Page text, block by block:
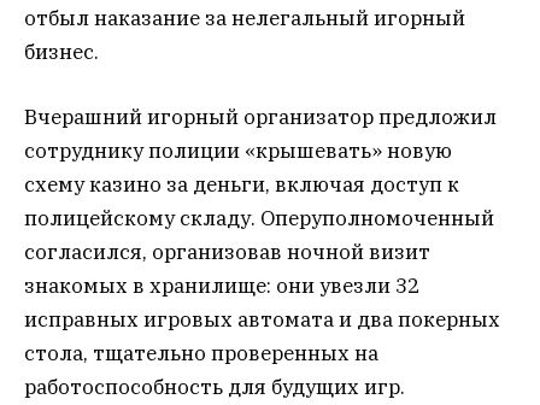
отбыл наказание за нелегальный игорный
бизнес.
Вчерашний игорный организатор предложил
сотруднику полиции «крышевать» новую
схему казино за деньги, включая доступ к
полицейскому складу. Оперуполномоченный
согласился, организовав ночной визит
знакомых в хранилище: они увезли 32
исправных игровых автомата и два покерных
стола, тщательно проверенных на
работоспособность для будущих игр.